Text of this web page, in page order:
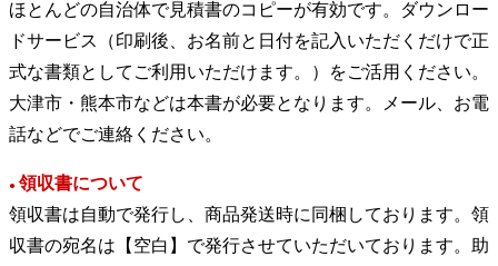
ほとんどの自治体で見積書のコピーが有効です。ダウンロー
ドサービス（印刷後、お名前と日付を記入いただくだけで正
式な書類としてご利用いただけます。）をご活用ください。
大津市・熊本市などは本書が必要となります。メール、お電
話などでご連絡ください。
● 領収書について
領収書は自動で発行し、商品発送時に同梱しております。領
収書の宛名は【空白】で発行させていただいております。助